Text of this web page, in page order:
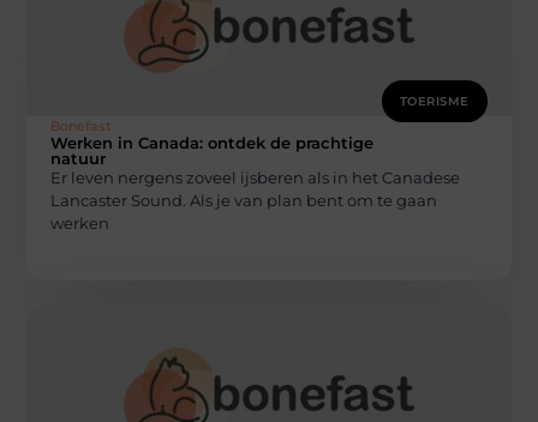
TOERISME
Bonefast
Werken in Canada: ontdek de prachtige
natuur
Er leven nergens zoveel ijsberen als in het Canadese
Lancaster Sound. Als je van plan bent om te gaan
werken